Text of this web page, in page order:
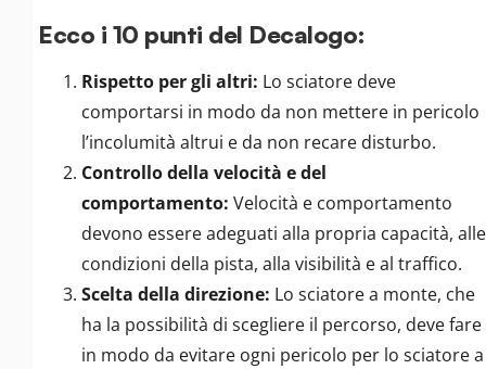
Ecco i 10 punti del Decalogo:
Rispetto per gli altri: Lo sciatore deve
comportarsi in modo da non mettere in pericolo
l’incolumità altrui e da non recare disturbo.
Controllo della velocità e del
comportamento: Velocità e comportamento
devono essere adeguati alla propria capacità, alle
condizioni della pista, alla visibilità e al traffico.
Scelta della direzione: Lo sciatore a monte, che
ha la possibilità di scegliere il percorso, deve fare
in modo da evitare ogni pericolo per lo sciatore a